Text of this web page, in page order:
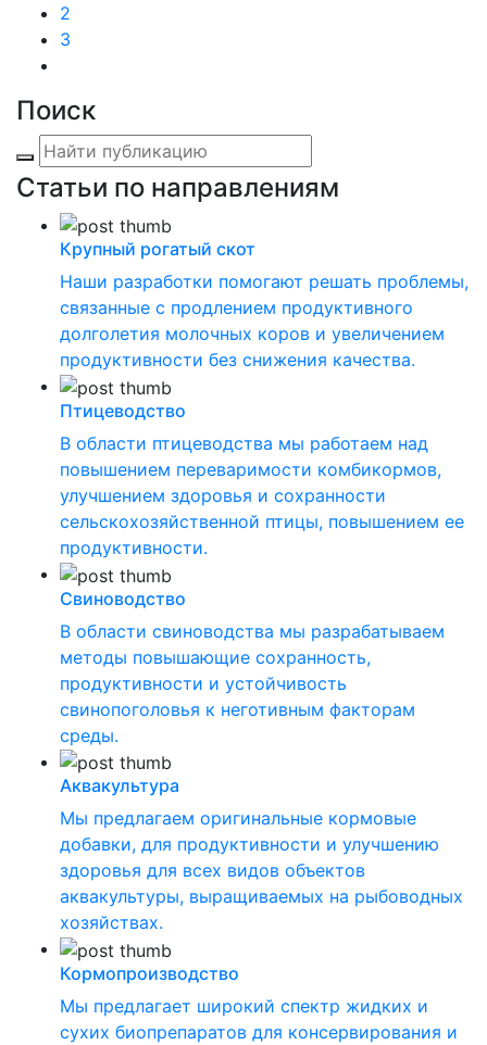
2
3
Поиск
Статьи по направлениям
Крупный рогатый скот
Наши разработки помогают решать проблемы,
связанные с продлением продуктивного
долголетия молочных коров и увеличением
продуктивности без снижения качества.
Птицеводство
В области птицеводства мы работаем над
повышением переваримости комбикормов,
улучшением здоровья и сохранности
сельскохозяйственной птицы, повышением ее
продуктивности.
Свиноводство
В области свиноводства мы разрабатываем
методы повышающие сохранность,
продуктивности и устойчивость
свинопоголовья к неготивным факторам
среды.
Аквакультура
Мы предлагаем оригинальные кормовые
добавки, для продуктивности и улучшению
здоровья для всех видов объектов
аквакультуры, выращиваемых на рыбоводных
хозяйствах.
Кормопроизводство
Мы предлагает широкий спектр жидких и
сухих биопрепаратов для консервирования и